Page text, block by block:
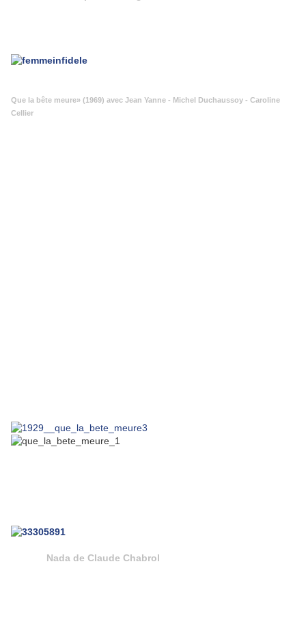
Que la bête meure» (1969) avec Jean Yanne - Michel Duchaussoy - Caroline
Cellier
Nada de Claude Chabrol